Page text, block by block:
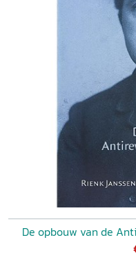
De opbouw van de